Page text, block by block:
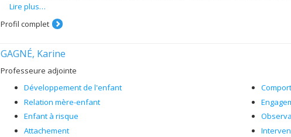
ceux fréquentant les classes d'accueil.
étude du rôle des enseignants, des intervenants, de l’école (p. ex. le
évaluation de la mise en oeuvre et de l'impact des pratiques (ex. activités
de prévention et d'intervention qui soutiennent le bien-être et la réussite
Lire plus…
Profil complet
GAGNÉ, Karine
Professeure adjointe
Développement de l'enfant
Relation mère-enfant
Enfant à risque
Attachement